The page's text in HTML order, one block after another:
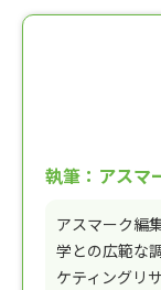
執筆：アスマ
アスマーク編
学との広範な
ケティングリ